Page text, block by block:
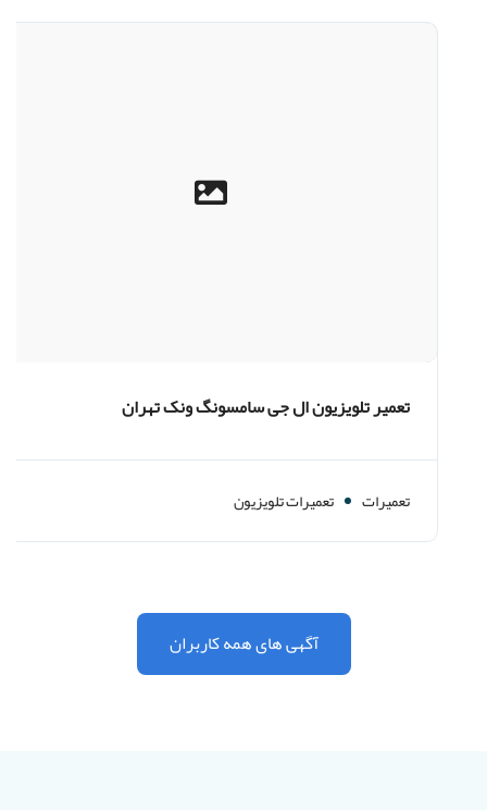
تعمیر تلویزیون ال جی سامسونگ ونک تهران
تعمیرات تعمیرات تلویزیون
آگهی های همه کاربران